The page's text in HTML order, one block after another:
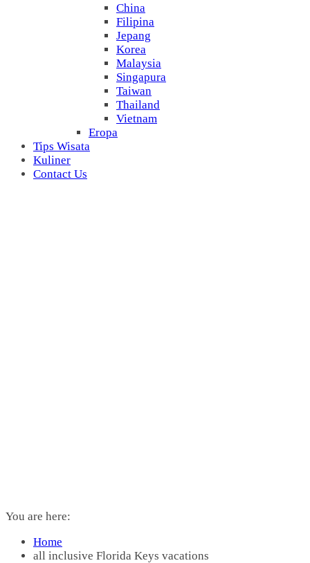
China
Filipina
Jepang
Korea
Malaysia
Singapura
Taiwan
Thailand
Vietnam
Eropa
Tips Wisata
Kuliner
Contact Us
You are here:
Home
all inclusive Florida Keys vacations